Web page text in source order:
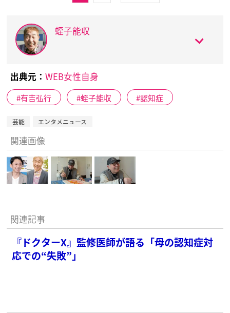
蛭子能収
出典元： WEB女性自身
有吉弘行 蛭子能収 認知症
芸能 エンタメニュース
関連画像
関連記事
『ドクターX』監修医師が語る「母の認知症対
応での“失敗”」